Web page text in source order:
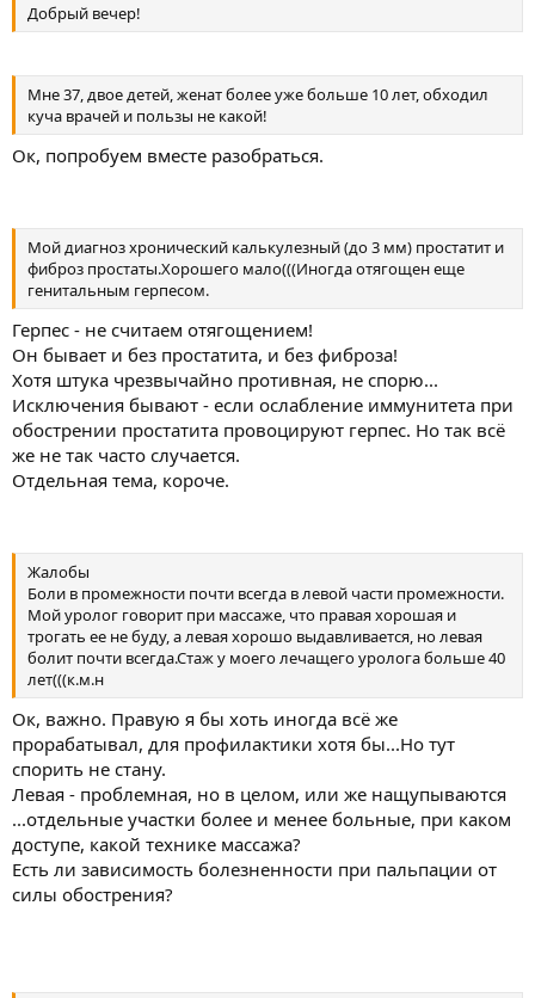
Добрый вечер!
Мне 37, двое детей, женат более уже больше 10 лет, обходил
куча врачей и пользы не какой!
Ок, попробуем вместе разобраться.
Мой диагноз хронический калькулезный (до 3 мм) простатит и
фиброз простаты.Хорошего мало(((Иногда отягощен еще
генитальным герпесом.
Герпес - не считаем отягощением!
Он бывает и без простатита, и без фиброза!
Хотя штука чрезвычайно противная, не спорю...
Исключения бывают - если ослабление иммунитета при
обострении простатита провоцируют герпес. Но так всё
же не так часто случается.
Отдельная тема, короче.
Жалобы
Боли в промежности почти всегда в левой части промежности.
Мой уролог говорит при массаже, что правая хорошая и
трогать ее не буду, а левая хорошо выдавливается, но левая
болит почти всегда.Стаж у моего лечащего уролога больше 40
лет(((к.м.н
Ок, важно. Правую я бы хоть иногда всё же
прорабатывал, для профилактики хотя бы...Но тут
спорить не стану.
Левая - проблемная, но в целом, или же нащупываются
...отдельные участки более и менее больные, при каком
доступе, какой технике массажа?
Есть ли зависимость болезненности при пальпации от
силы обострения?